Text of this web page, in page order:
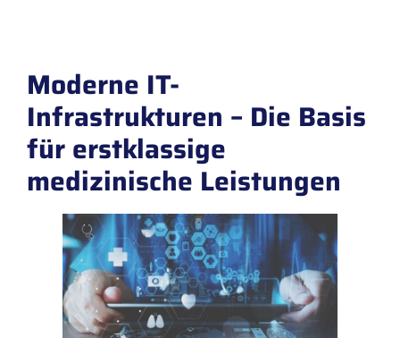
Moderne IT-
Infrastrukturen – Die Basis
für erstklassige
medizinische Leistungen